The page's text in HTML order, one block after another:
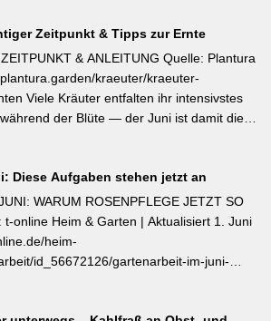
(Garten-Soja) kann direkt gesät oder
sind bis Anfang Juli möglich,
Süßkartoffeln sind ausschließlich als
und benötigen Wärme, Sonne und einen
Frisch geerntete Knollen müssen
Zeitpunkt & Tipps zur Ernte
& ANLEITUNG Quelle: Plantura
kraeuter/kraeuter-
Viele Kräuter entfalten ihr intensivstes
der Blüte — der Juni ist damit die
die Mittagshitze ätherische Öle
empfehlen sich ganze Triebspitzen statt
fördert buschigen Neuaustrieb und
im Sommer. Für die Trocknung werden
schattigen, luftigen Ort aufgehängt
Diese Aufgaben stehen jetzt an
WARUM ROSENPFLEGE JETZT SO
t-online Heim & Garten | Aktualisiert 1. Juni
heim-
id_56672126/gartenarbeit-im-juni-